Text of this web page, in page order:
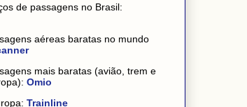
de passagens no Brasil:
aéreas baratas no mundo
mais baratas (avião, trem e
Omio
Trainline